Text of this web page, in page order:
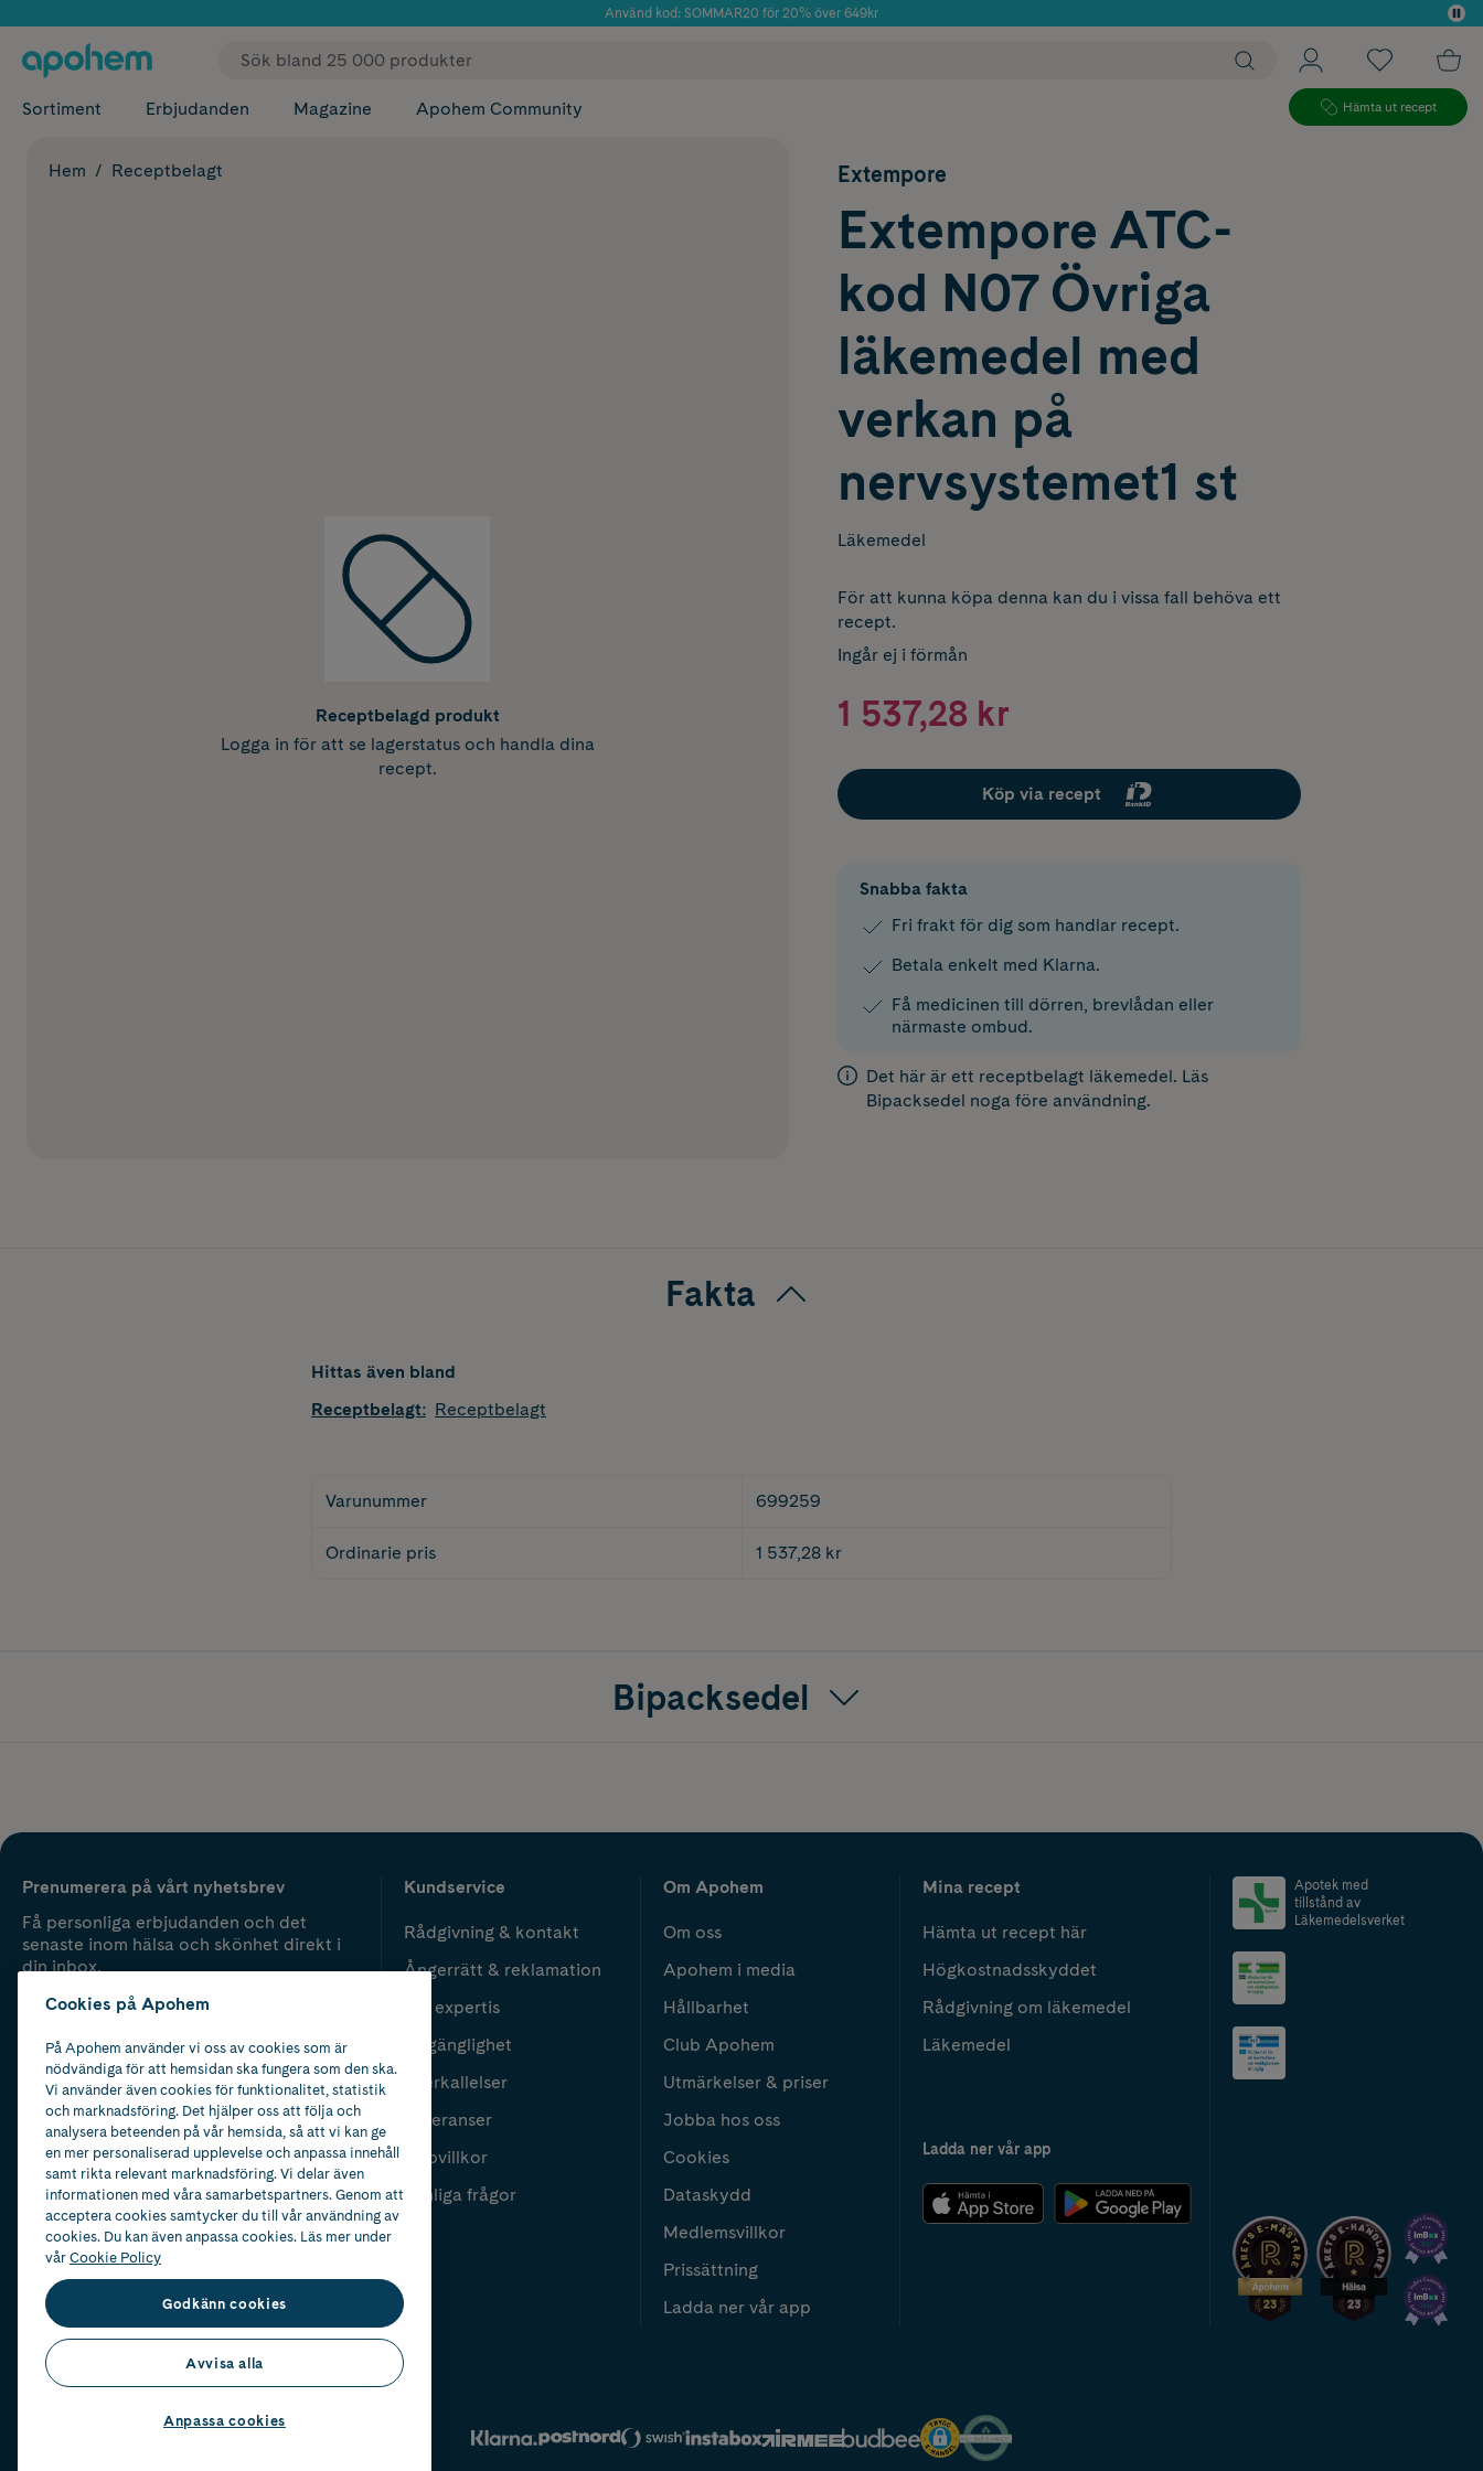
Använd kod: SOMMAR20 för 20% över 649kr
✓ Fri frakt
Sortiment Erbjudanden Magazine Apohem Community Hämta ut recept
Hem Receptbelagt
Receptbelagd produkt
Logga in för att se lagerstatus och handla dina
recept.
Extempore
Extempore ATC-
kod N07 Övriga
läkemedel med
verkan på
nervsystemet1 st
Läkemedel
För att kunna köpa denna kan du i vissa fall behöva ett
recept.
Ingår ej i förmån
1 537,28 kr
Köp via recept
Snabba fakta
Fri frakt för dig som handlar recept.
Betala enkelt med Klarna.
Få medicinen till dörren, brevlådan eller
närmaste ombud.
Det här är ett receptbelagt läkemedel. Läs
Bipacksedel noga före användning.
Fakta
Hittas även bland
Receptbelagt: Receptbelagt
Varunummer 699259
Ordinarie pris 1 537,28 kr
Bipacksedel
Prenumerera på vårt nyhetsbrev
Få personliga erbjudanden och det
senaste inom hälsa och skönhet direkt i
din inbox.
Kundservice
Rådgivning & kontakt
Ångerrätt & reklamation
Vår expertis
Tillgänglighet
Återkallelser
Leveranser
Köpvillkor
Vanliga frågor
Om Apohem
Om oss
Apohem i media
Hållbarhet
Club Apohem
Utmärkelser & priser
Jobba hos oss
Cookies
Dataskydd
Medlemsvillkor
Prissättning
Ladda ner vår app
Mina recept
Hämta ut recept här
Högkostnadsskyddet
Rådgivning om läkemedel
Läkemedel
Ladda ner vår app
Apotek med
tillstånd av
Läkemedelsverket
2024
Cookies på Apohem
På Apohem använder vi oss av cookies som är
nödvändiga för att hemsidan ska fungera som den ska.
Vi använder även cookies för funktionalitet, statistik
och marknadsföring. Det hjälper oss att följa och
analysera beteenden på vår hemsida, så att vi kan ge
en mer personaliserad upplevelse och anpassa innehåll
samt rikta relevant marknadsföring. Vi delar även
informationen med våra samarbetspartners. Genom att
acceptera cookies samtycker du till vår användning av
cookies. Du kan även anpassa cookies. Läs mer under
vårCookie Policy
Godkänn cookies
Avvisa alla
Anpassa cookies